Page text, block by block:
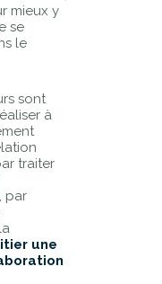
mieux y
se
le
sont
à
traiter
par
une